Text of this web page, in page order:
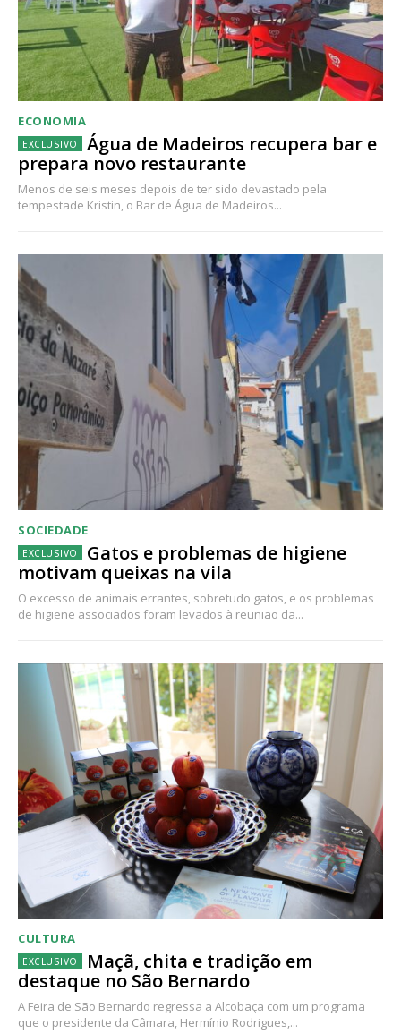
ECONOMIA
Água de Madeiros recupera bar e
prepara novo restaurante
Menos de seis meses depois de ter sido devastado pela
tempestade Kristin, o Bar de Água de Madeiros...
SOCIEDADE
Gatos e problemas de higiene
motivam queixas na vila
O excesso de animais errantes, sobretudo gatos, e os problemas
de higiene associados foram levados à reunião da...
CULTURA
Maçã, chita e tradição em
destaque no São Bernardo
A Feira de São Bernardo regressa a Alcobaça com um programa
que o presidente da Câmara, Hermínio Rodrigues,...